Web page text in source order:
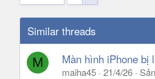
Similar threads
M Màn hình iPhone bị
maiha45 21/4/26